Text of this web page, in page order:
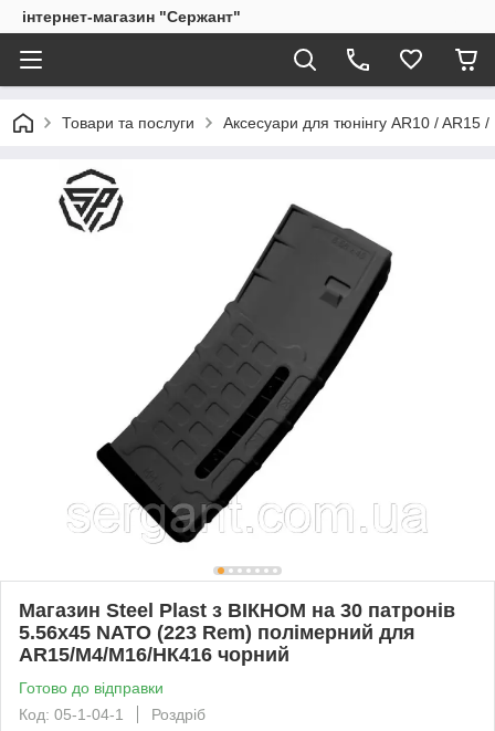
інтернет-магазин "Сержант"
Товари та послуги Аксесуари для тюнінгу AR10 /
Магазин Steel Plast з ВІКНОМ на 30 патронів
5.56х45 NATO (223 Rem) полімерний для
AR15/M4/М16/НК416 чорний
Готово до відправки
Код: 05-1-04-1
Роздріб